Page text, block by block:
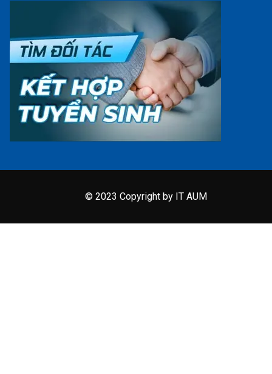
© 2023 Copyright by IT AUM